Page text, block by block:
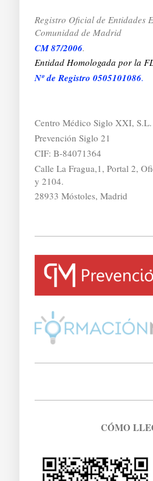
Registro Oficial de Entidades
Comunidad de Madrid
CM 87/2006.
Entidad Homologada por la
Nº de Registro 0505101086.
Centro Médico Siglo XXI, S.L.
Prevención Siglo 21
CIF: B-84071364
Calle La Fragua,1, Portal 2,
y 2104.
28933 Móstoles, Madrid
CÓMO